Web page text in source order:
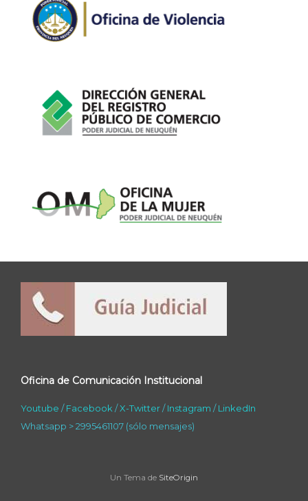
Oficina de Comunicación Institucional
Youtube /Facebook /X-Twitter/Instagram /LinkedIn
Whatsapp > 2995461107 (sólo mensajes)
Un Tema de SiteOrigin